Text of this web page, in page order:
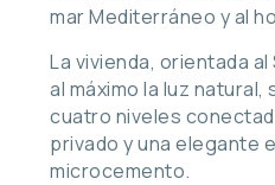
mar Mediterráneo y al
La vivienda, orientada
al máximo la luz
cuatro niveles
privado y una elegante
microcemento.